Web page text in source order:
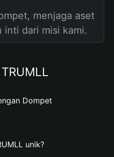
menjaga aset
inti dari misi kami.
Dompet
unik?